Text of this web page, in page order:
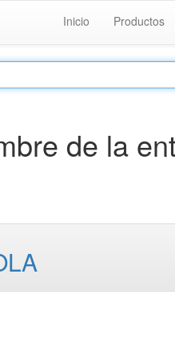
Inicio Productos
de la